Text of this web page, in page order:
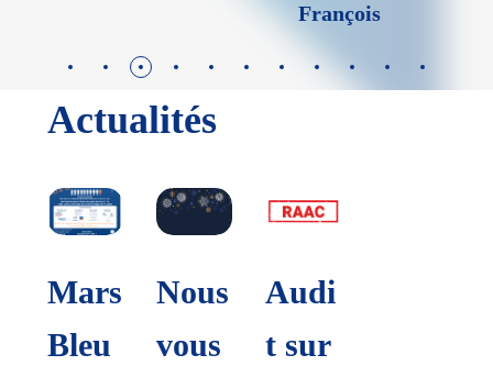
François
Actualités
Mars
Bleu
Nous
vous
Audi
t sur